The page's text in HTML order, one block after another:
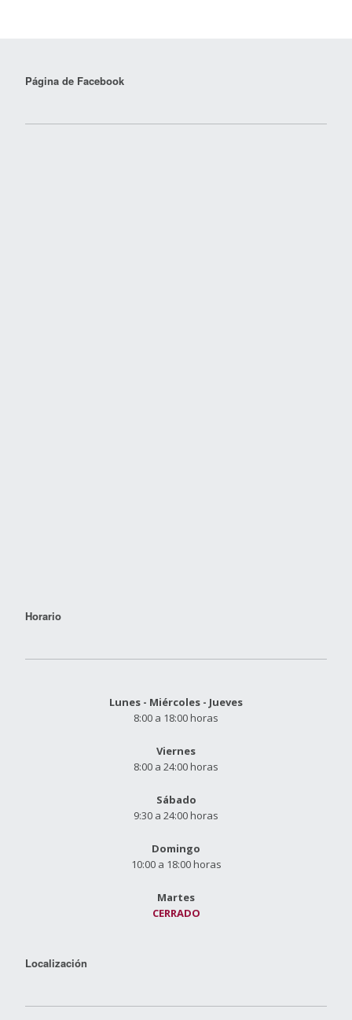
Página de Facebook
Horario
Lunes - Miércoles - Jueves
8:00 a 18:00 horas
Viernes
8:00 a 24:00 horas
Sábado
9:30 a 24:00 horas
Domingo
10:00 a 18:00 horas
Martes
CERRADO
Localización